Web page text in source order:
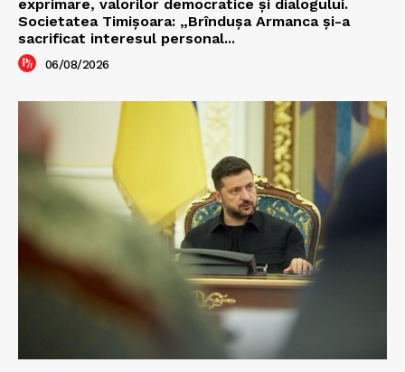
exprimare, valorilor democratice și dialogului.
Societatea Timișoara: „Brîndușa Armanca și-a
sacrificat interesul personal...
06/08/2026